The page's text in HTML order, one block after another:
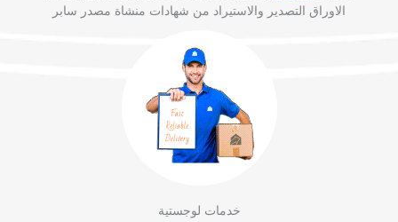
الاوراق التصدير والاستيراد من شهادات منشاة مصدر سابر
خدمات لوجستية